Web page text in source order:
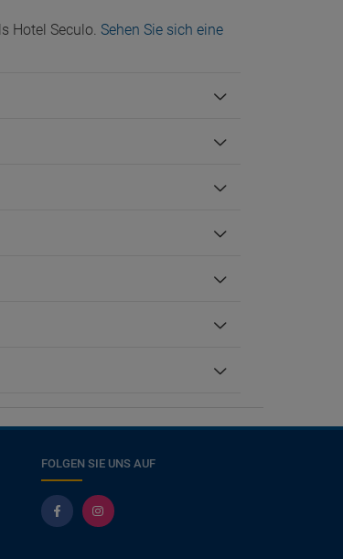
Hotel Seculo. Sehen Sie sich eine
FOLGEN SIE UNS AUF